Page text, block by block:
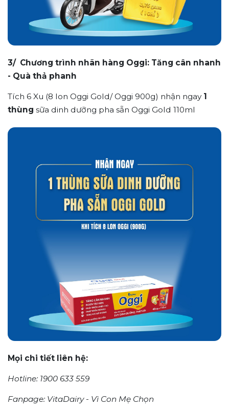
3/ Chương trình nhãn hàng Oggi: Tăng cân nhanh
- Quà thả phanh
Tích 6 Xu (8 lon Oggi Gold/ Oggi 900g) nhận ngay 1
thùng sữa dinh dưỡng pha sẵn Oggi Gold 110ml
Mọi chi tiết liên hệ:
Hotline: 1900 633 559
Fanpage: VitaDairy - Vì Con Mẹ Chọn